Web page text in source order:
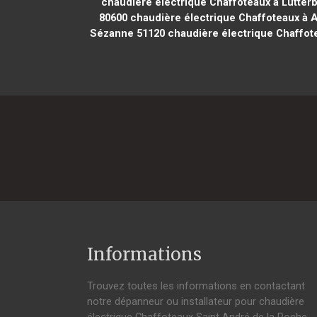
80600 chaudière électrique Chaffoteaux à
Sézanne 51120chaudière électrique
Informations
Trouvez toutes les informations en contactant
notre dépanneur ou installateur pour chaudière